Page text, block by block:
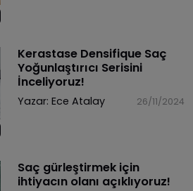
Kerastase Densifique Saç
Yoğunlaştırıcı Serisini
İnceliyoruz!
Yazar: Ece Atalay 26/11/2024
Saç gürleştirmek için
ihtiyacın olanı açıklıyoruz!